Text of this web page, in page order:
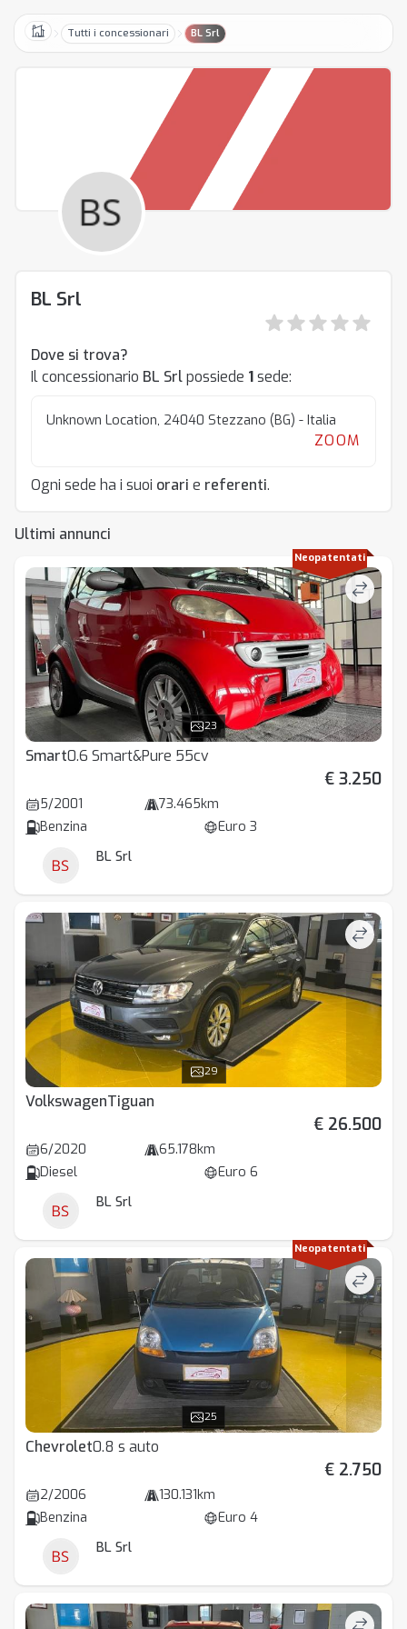
HomeTutti i concessionari BL Srl
BL Srl
Dove si trova?
Il concessionario BL Srlpossiede 1sede:
Unknown Location, 24040 Stezzano (BG) - Italia
ZOOM
Ogni sede ha i suoi orari e referenti.
Ultimi annunci
23
Neopatentati
Smart0.6 Smart&Pure 55cv
€ 3.250
5/2001
73.465km
Benzina
Euro 3
BL Srl
29
VolkswagenTiguan
€ 26.500
6/2020
65.178km
Diesel
Euro 6
BL Srl
25
Neopatentati
Chevrolet0.8 s auto
€ 2.750
2/2006
130.131km
Benzina
Euro 4
BL Srl